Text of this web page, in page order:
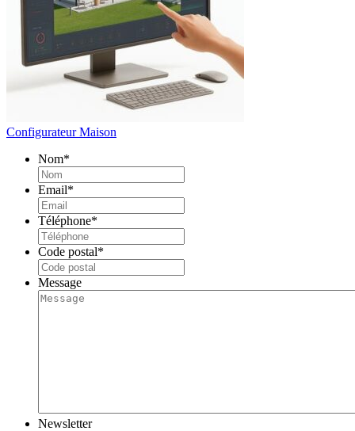
Configurateur Maison
Nom*
Email*
Téléphone*
Code postal*
Message
Newsletter